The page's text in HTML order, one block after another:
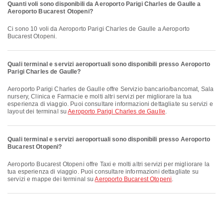
Quanti voli sono disponibili da Aeroporto Parigi Charles de Gaulle a
Aeroporto Bucarest Otopeni?
Ci sono 10 voli da Aeroporto Parigi Charles de Gaulle a Aeroporto
Bucarest Otopeni.
Quali terminal e servizi aeroportuali sono disponibili presso Aeroporto
Parigi Charles de Gaulle?
Aeroporto Parigi Charles de Gaulle offre Servizio bancario/bancomat, Sala
nursery, Clinica e Farmacie e molti altri servizi per migliorare la tua
esperienza di viaggio. Puoi consultare informazioni dettagliate su servizi e
layout dei terminal suAeroporto Parigi Charles de Gaulle.
Quali terminal e servizi aeroportuali sono disponibili presso Aeroporto
Bucarest Otopeni?
Aeroporto Bucarest Otopeni offre Taxi e molti altri servizi per migliorare la
tua esperienza di viaggio. Puoi consultare informazioni dettagliate su
servizi e mappe dei terminal suAeroporto Bucarest Otopeni.